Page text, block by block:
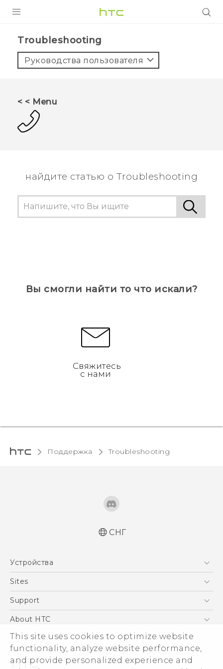
This site uses cookies to optimize website
functionality, analyze website performance,
and provide personalized experience and
5G
VIVE
VIVERSE
Troubleshooting‎
Руководства пользователя
< < Menu
найдите статью о Troubleshooting
Вы смогли найти то что искали?
Свяжитесь
с нами
Поддержка Troubleshooting‎
СНГ
Устройства
5G
EXODUS
VIVE
Sites
HTC Dev
Support
ПОДДЕРЖКА
About HTC
ESG
Инвестирование
Политика конфиденциальности